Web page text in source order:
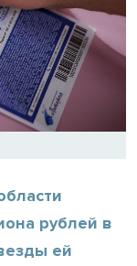
рублей в
ей